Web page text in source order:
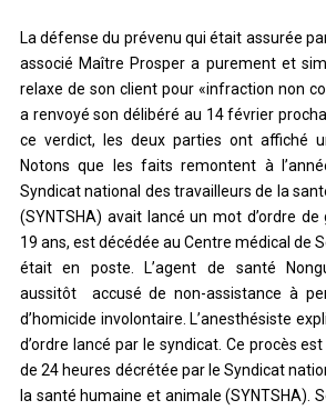
La défense du prévenu qui était assurée
associé Maître Prosper a purement et
relaxe de son client pour «infraction non
a renvoyé son délibéré au 14 février
ce verdict, les deux parties ont affiché
Notons que les faits remontent à
Syndicat national des travailleurs de la
(SYNTSHA) avait lancé un mot d’ordre
19 ans, est décédée au Centre médical de
était en poste. L’agent de santé
aussitôt accusé de non-assistance à
d’homicide involontaire. L’anesthésiste
d’ordre lancé par le syndicat. Ce procès
de 24 heures décrétée par le Syndicat
la santé humaine et animale (SYNTSHA).